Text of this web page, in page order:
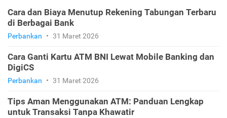
Cara dan Biaya Menutup Rekening Tabungan Terbaru
di Berbagai Bank
Perbankan • 31 Maret 2026
Cara Ganti Kartu ATM BNI Lewat Mobile Banking dan
DigiCS
Perbankan • 31 Maret 2026
Tips Aman Menggunakan ATM: Panduan Lengkap
untuk Transaksi Tanpa Khawatir